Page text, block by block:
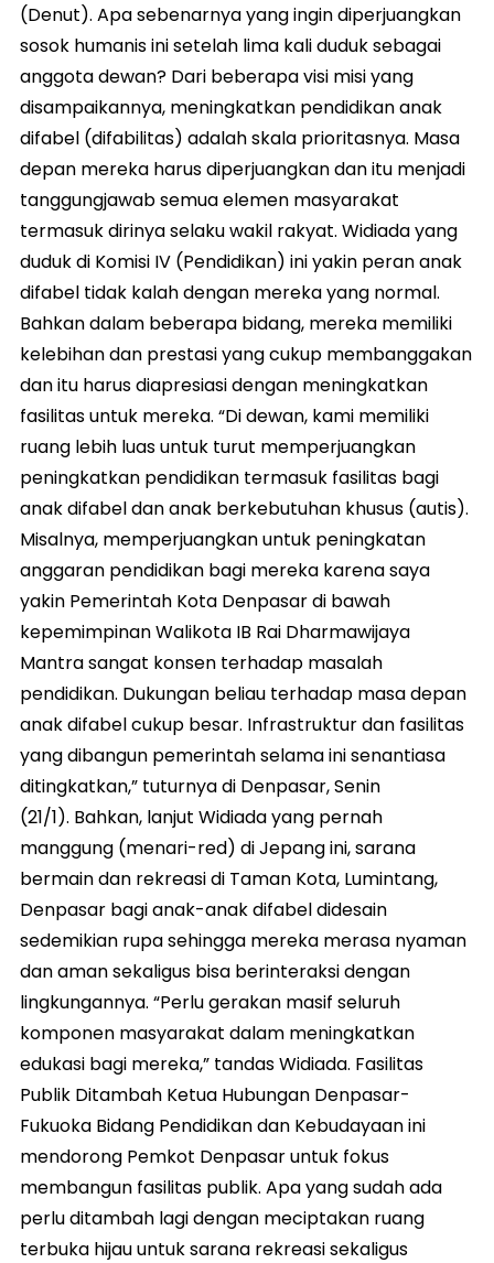
(Denut). Apa sebenarnya yang ingin diperjuangkan
sosok humanis ini setelah lima kali duduk sebagai
anggota dewan? Dari beberapa visi misi yang
disampaikannya, meningkatkan pendidikan anak
difabel (difabilitas) adalah skala prioritasnya. Masa
depan mereka harus diperjuangkan dan itu menjadi
tanggungjawab semua elemen masyarakat
termasuk dirinya selaku wakil rakyat. Widiada yang
duduk di Komisi IV (Pendidikan) ini yakin peran anak
difabel tidak kalah dengan mereka yang normal.
Bahkan dalam beberapa bidang, mereka memiliki
kelebihan dan prestasi yang cukup membanggakan
dan itu harus diapresiasi dengan meningkatkan
fasilitas untuk mereka. “Di dewan, kami memiliki
ruang lebih luas untuk turut memperjuangkan
peningkatkan pendidikan termasuk fasilitas bagi
anak difabel dan anak berkebutuhan khusus (autis).
Misalnya, memperjuangkan untuk peningkatan
anggaran pendidikan bagi mereka karena saya
yakin Pemerintah Kota Denpasar di bawah
kepemimpinan Walikota IB Rai Dharmawijaya
Mantra sangat konsen terhadap masalah
pendidikan. Dukungan beliau terhadap masa depan
anak difabel cukup besar. Infrastruktur dan fasilitas
yang dibangun pemerintah selama ini senantiasa
ditingkatkan,” tuturnya di Denpasar, Senin
(21/1). Bahkan, lanjut Widiada yang pernah
manggung (menari-red) di Jepang ini, sarana
bermain dan rekreasi di Taman Kota, Lumintang,
Denpasar bagi anak-anak difabel didesain
sedemikian rupa sehingga mereka merasa nyaman
dan aman sekaligus bisa berinteraksi dengan
lingkungannya. “Perlu gerakan masif seluruh
komponen masyarakat dalam meningkatkan
edukasi bagi mereka,” tandas Widiada. Fasilitas
Publik Ditambah Ketua Hubungan Denpasar-
Fukuoka Bidang Pendidikan dan Kebudayaan ini
mendorong Pemkot Denpasar untuk fokus
membangun fasilitas publik. Apa yang sudah ada
perlu ditambah lagi dengan meciptakan ruang
terbuka hijau untuk sarana rekreasi sekaligus